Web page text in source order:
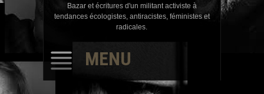
Bazar et écritures d'un militant activiste à
tendances écologistes, antiracistes, féministes et
radicales.
MENU